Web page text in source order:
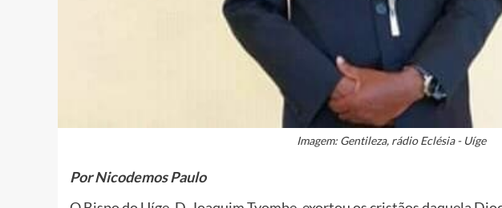
Imagem: Gentileza, rádio Eclésia - Uíge
Por Nicodemos Paulo